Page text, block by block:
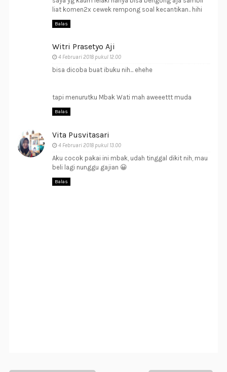
liat komen2x cewek rempong soal kecantikan.. hihi
Balas
Witri Prasetyo Aji
4 Februari 2018 pukul 12.00
bisa dicoba buat ibuku nih... ehehe
tapi menurutku Mbak Wati mah aweeettt muda
Balas
Vita Pusvitasari
4 Februari 2018 pukul 13.00
Aku cocok pakai ini mbak, udah tinggal dikit nih, mau
beli lagi nunggu gajian 😀
Balas